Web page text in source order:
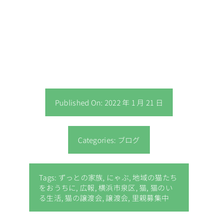
Published On: 2022 年 1 月 21 日
Categories: ブログ
Tags: ずっとの家族, にゃぶ,地域の猫たち
をおうちに, 広報,横浜市泉区, 猫, 猫のい
る生活, 猫の譲渡会,譲渡会, 里親募集中